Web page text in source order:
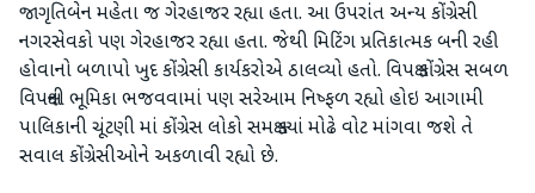
જાગૃતિબેન મહેતા જ ગેરહાજર રહ્યા હતા. આ ઉપરાંત અન્ય કોંગ્રેસી
નગરસેવકો પણ ગેરહાજર રહ્યા હતા. જેથી મિટિંગ પ્રતિકાત્મક બની રહી
હોવાનો બળાપો ખુદ કોંગ્રેસી કાર્યકરોએ ઠાલવ્યો હતો. વિપક્ષ કોંગ્રેસ સબળ
વિપક્ષની ભૂમિકા ભજવવામાં પણ સરેઆમ નિષ્ફળ રહ્યો હોઇ આગામી
પાલિકાની ચૂંટણી માં કોંગ્રેસ લોકો સમક્ષ ક્યાં મોઢે વોટ માંગવા જશે તે
સવાલ કોંગ્રેસીઓને અકળાવી રહ્યો છે.